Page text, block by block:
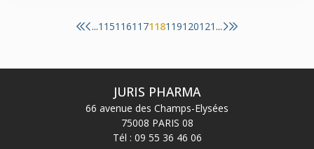
...115116117118119120121 ...
JURIS PHARMA
66 avenue des Champs-Elysées
75008 PARIS 08
Tél : 09 55 36 46 06